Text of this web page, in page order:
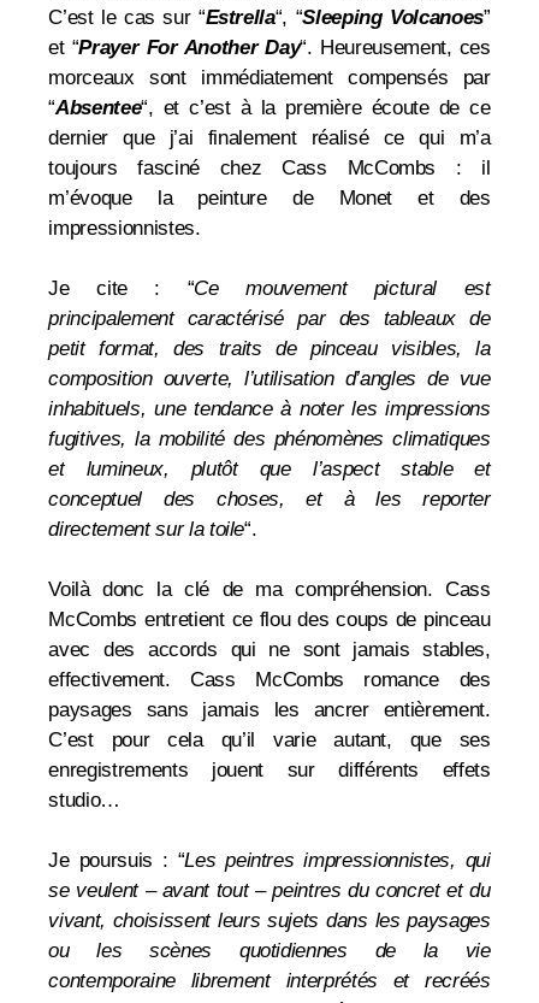
C’est le cas sur “Estrella“, “Sleeping Volcanoes”
et “Prayer For Another Day“. Heureusement, ces
morceaux sont immédiatement compensés par
“Absentee“, et c’est à la première écoute de ce
dernier que j’ai finalement réalisé ce qui m’a
toujours fasciné chez Cass McCombs : il
m’évoque la peinture de Monet et des
impressionnistes.
Je cite : “Ce mouvement pictural est
principalement caractérisé par des tableaux de
petit format, des traits de pinceau visibles, la
composition ouverte, l’utilisation d’angles de vue
inhabituels, une tendance à noter les impressions
fugitives, la mobilité des phénomènes climatiques
et lumineux, plutôt que l’aspect stable et
conceptuel des choses, et à les reporter
directement sur la toile“.
Voilà donc la clé de ma compréhension. Cass
McCombs entretient ce flou des coups de pinceau
avec des accords qui ne sont jamais stables,
effectivement. Cass McCombs romance des
paysages sans jamais les ancrer entièrement.
C’est pour cela qu’il varie autant, que ses
enregistrements jouent sur différents effets
studio…
Je poursuis : “Les peintres impressionnistes, qui
se veulent – avant tout – peintres du concret et du
vivant, choisissent leurs sujets dans les paysages
ou les scènes quotidiennes de la vie
contemporaine librement interprétés et recréés